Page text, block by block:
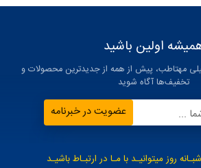
اولین باشید
مهتاطب، پیش از همه از جدیدترین محصولات و
تخفیف‌ها آگاه شوید
... عضویت در خبرنامه
روز میتوانیـد با مـا در ارتبـاط باشیـد